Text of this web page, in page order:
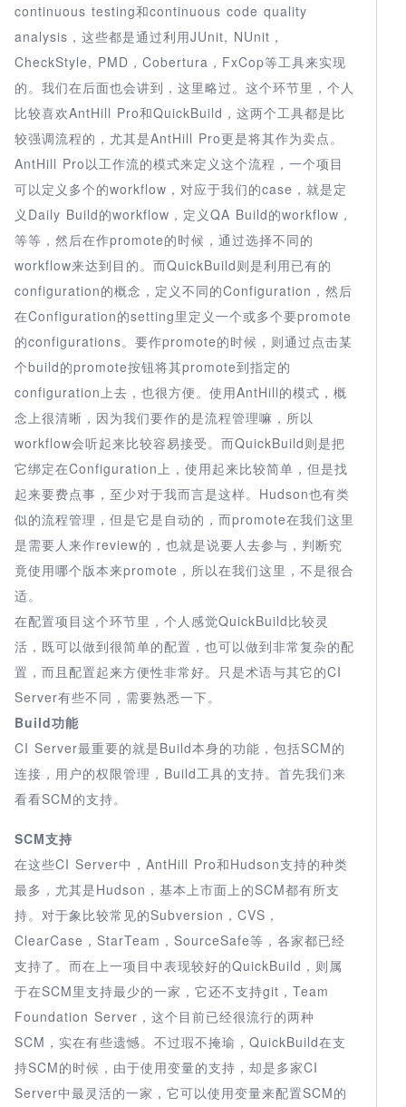
continuous testing和continuous code quality
analysis，这些都是通过利用JUnit, NUnit，
CheckStyle, PMD，Cobertura，FxCop等工具来实现
的。我们在后面也会讲到，这里略过。这个环节里，个人
比较喜欢AntHill Pro和QuickBuild，这两个工具都是比
较强调流程的，尤其是AntHill Pro更是将其作为卖点。
AntHill Pro以工作流的模式来定义这个流程，一个项目
可以定义多个的workflow，对应于我们的case，就是定
义Daily Build的workflow，定义QA Build的workflow，
等等，然后在作promote的时候，通过选择不同的
workflow来达到目的。而QuickBuild则是利用已有的
configuration的概念，定义不同的Configuration，然后
在Configuration的setting里定义一个或多个要promote
的configurations。要作promote的时候，则通过点击某
个build的promote按钮将其promote到指定的
configuration上去，也很方便。使用AntHill的模式，概
念上很清晰，因为我们要作的是流程管理嘛，所以
workflow会听起来比较容易接受。而QuickBuild则是把
它绑定在Configuration上，使用起来比较简单，但是找
起来要费点事，至少对于我而言是这样。Hudson也有类
似的流程管理，但是它是自动的，而promote在我们这里
是需要人来作review的，也就是说要人去参与，判断究
竟使用哪个版本来promote，所以在我们这里，不是很合
适。
在配置项目这个环节里，个人感觉QuickBuild比较灵
活，既可以做到很简单的配置，也可以做到非常复杂的配
置，而且配置起来方便性非常好。只是术语与其它的CI
Server有些不同，需要熟悉一下。
Build功能
CI Server最重要的就是Build本身的功能，包括SCM的
连接，用户的权限管理，Build工具的支持。首先我们来
看看SCM的支持。
SCM支持
在这些CI Server中，AntHill Pro和Hudson支持的种类
最多，尤其是Hudson，基本上市面上的SCM都有所支
持。对于象比较常见的Subversion，CVS，
ClearCase，StarTeam，SourceSafe等，各家都已经
支持了。而在上一项目中表现较好的QuickBuild，则属
于在SCM里支持最少的一家，它还不支持git，Team
Foundation Server，这个目前已经很流行的两种
SCM，实在有些遗憾。不过瑕不掩瑜，QuickBuild在支
持SCM的时候，由于使用变量的支持，却是多家CI
Server中最灵活的一家，它可以使用变量来配置SCM的